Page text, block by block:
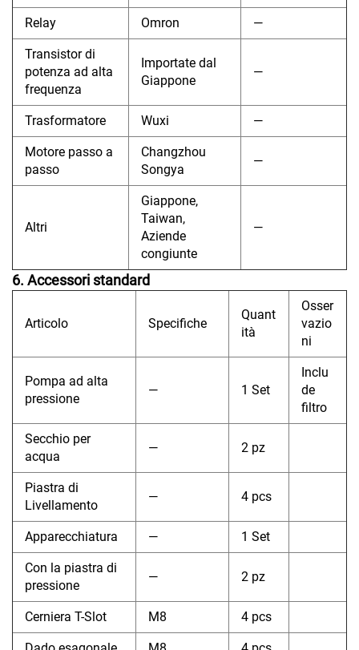
Relay Omron —
Transistor di
potenza ad alta
frequenza
Importate dal
Giappone
—
Trasformatore Wuxi —
Motore passo a
passo
Changzhou
Songya
—
Altri
Giappone,
Taiwan,
Aziende
congiunte
—
6. Accessori standard
Articolo Specifiche
Quant
ità
Osser
vazio
ni
Pompa ad alta
pressione
— 1 Set
Inclu
de
filtro
Secchio per
acqua
— 2 pz
Piastra di
Livellamento
— 4 pcs
Apparecchiatura — 1 Set
Con la piastra di
pressione
— 2 pz
Cerniera T-Slot M8 4 pcs